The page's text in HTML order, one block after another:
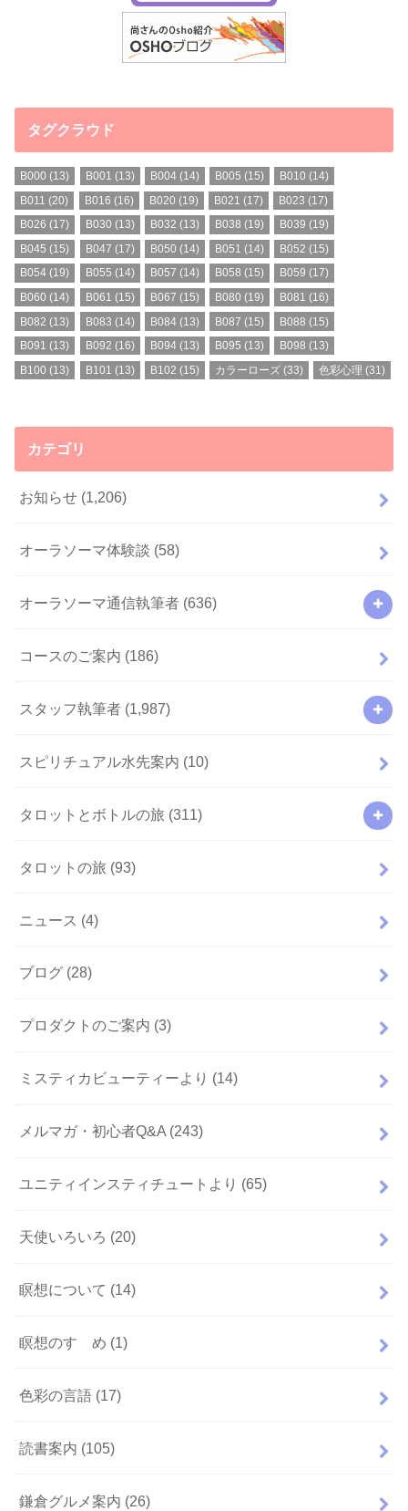
タグクラウド
B000 (13) B001 (13) B004(14) B005 (15) B010 (14)
B011 (20) B016 (16) B020 (19) B021 (17) B023 (17)
B026 (17) B030 (13) B032 (13) B038 (19) B039 (19)
B045 (15) B047 (17) B050 (14) B051 (14) B052 (15)
B054 (19) B055 (14) B057 (14) B058 (15) B059 (17)
B060 (14) B061 (15) B067 (15) B080 (19) B081 (16)
B082 (13) B083 (14) B084(13) B087 (15) B088 (15)
B091 (13) B092 (16) B094(13) B095 (13) B098 (13)
B100 (13) B101 (13) B102 (15) カラーローズ (33) 色彩心理 (31)
カテゴリ
お知らせ (1,206)
オーラソーマ体験談 (58)
オーラソーマ通信執筆者 (636)
コースのご案内 (186)
スタッフ執筆者 (1,987)
スピリチュアル水先案内 (10)
タロットとボトルの旅 (311)
タロットの旅 (93)
ニュース (4)
ブログ (28)
プロダクトのご案内 (3)
ミスティカビューティーより (14)
メルマガ・初心者Q&A (243)
ユニティインスティチュートより (65)
天使いろいろ (20)
瞑想について (14)
瞑想のすゝめ (1)
色彩の言語 (17)
読書案内 (105)
鎌倉グルメ案内 (26)